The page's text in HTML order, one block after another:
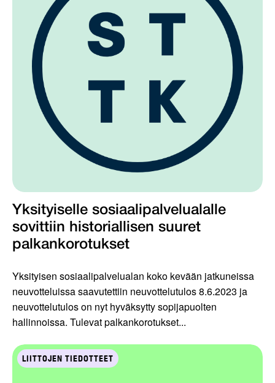
Yksityiselle sosiaalipalvelualalle
sovittiin historiallisen suuret
palkankorotukset
Yksityisen sosiaalipalvelualan koko kevään jatkuneissa
neuvotteluissa saavutettiin neuvottelutulos 8.6.2023 ja
neuvottelutulos on nyt hyväksytty sopijapuolten
hallinnoissa. Tulevat palkankorotukset...
LIITTOJEN TIEDOTTEET